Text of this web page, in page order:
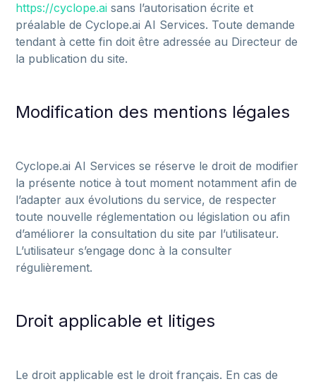
https://cyclope.ai sans l’autorisationécriteet
préalabledeCyclope.ai AI Services. Toutedemande
tendantàcettefindoitêtreadresséeau Directeurde
la publicationdusite.
Modification des mentions légales
Cyclope.ai AI Services se réserve le droit de modifier
la présente notice à tout moment notamment afin de
l’adapter aux évolutions du service, de respecter
toute nouvelle réglementation ou législation ou afin
d’améliorer la consultation du site par l’utilisateur.
L’utilisateur s’engage donc à la consulter
régulièrement.
Droit applicable et litiges
Le droit applicable est le droit français. En cas de